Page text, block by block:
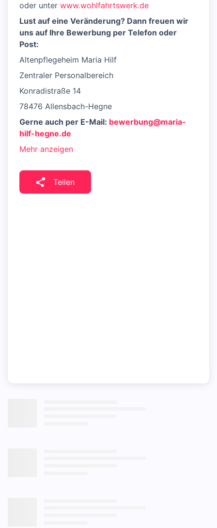
oder unter www.wohlfahrtswerk.de
Lust auf eine Veränderung? Dann freuen wir
uns auf Ihre Bewerbung per Telefon oder
Post:
Altenpflegeheim Maria Hilf
Zentraler Personalbereich
Konradistraße 14
78476 Allensbach-Hegne
Gerne auch per E-Mail: bewerbung@maria-
hilf-hegne.de
Mehr anzeigen
Teilen